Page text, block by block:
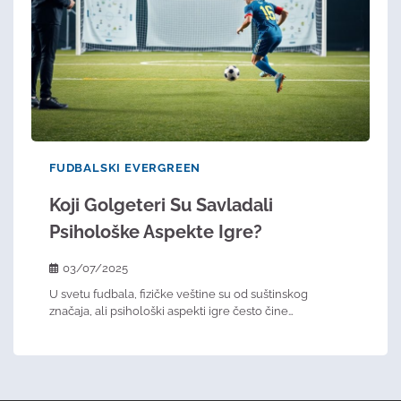
FUDBALSKI EVERGREEN
Koji Golgeteri Su Savladali
Psihološke Aspekte Igre?
03/07/2025
U svetu fudbala, fizičke veštine su od suštinskog
značaja, ali psihološki aspekti igre često čine…